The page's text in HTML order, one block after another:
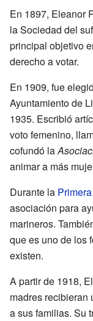
En 1897, Eleanor
la Sociedad del
principal objetivo
derecho a votar.
En 1909, fue
Ayuntamiento de
1935. Escribió
voto femenino,
cofundó la
animar a más
Durante la
asociación para
marineros.
que es uno de los
existen.
A partir de 1918,
madres recibieran
a sus familias. Su